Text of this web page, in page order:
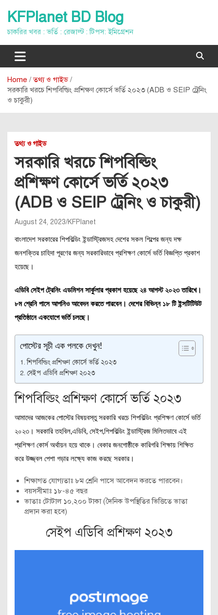
content
KFPlanet BD Blog
চাকরির খবর : ভর্তি : রেজাল্ট : টিপস: ইমিগ্রেশন
Home
তথ্য ও গাইড
সরকারি খরচে শিপবিল্ডিং প্রশিক্ষণ কোর্সে ভর্তি ২০২৩ (ADB ও SEIP ট্রেনিং
ও চাকুরী)
তথ্য ও গাইড
সরকারি খরচে শিপবিল্ডিং
প্রশিক্ষণ কোর্সে ভর্তি ২০২৩
(ADB ও SEIP ট্রেনিং ও চাকুরী)
August 24, 2023 KFPlanet
বাংলাদেশ সরকারের শিপবিল্ডিং ইন্ডাস্ট্রিজসহ দেশের সকল শিল্পের জন্য দক্ষ
জনশক্তির চাহিদা পূরণের জন্য সরকারিভাবে প্রশিক্ষণ কোর্সে ভর্তি বিজ্ঞপ্তি প্রকাশ
হয়েছে।
এডিবি সেইপ ট্রেনিং এডমিশন সার্কুলার প্রকাশ হয়েছে ২৪ আগস্ট ২০২৩ তারিখে।
৮ম শ্রেনি পাসে আপনিও আবেদন করতে পারবেন। দেশের বিভিন্ন ১৮ টি ইন্সটিটিউট
প্রতিষ্ঠানে একযোগে ভর্তি চলছে।
পোস্টের সূচী এক পলকে দেখুন!
শিপবিল্ডিং প্রশিক্ষণ কোর্সে ভর্তি ২০২৩
সেইপ এডিবি প্রশিক্ষণ ২০২৩
শিপবিল্ডিং প্রশিক্ষণ কোর্সে ভর্তি ২০২৩
আমাদের আজকের পোস্টের বিষয়বস্তু সরকারি খরচে শিপবিল্ডিং প্রশিক্ষণ কোর্সে ভর্তি
২০২৩। সরকারি তহবিল,এডিবি, সেইপ,শিপবিল্ডিং ইন্ডাস্ট্রিজ মিলিতভাবে এই
প্রশিক্ষণ কোর্স অর্থায়ন হয়ে থাকে। বেকার জনগোষ্ঠীকে কারিগরি শিক্ষায় শিক্ষিত
করে উজ্জ্বল পেশা গড়ার লক্ষ্যে কাজ করছে সরকার।
শিক্ষাগত যোগ্যতাঃ ৮ম শ্রেনি পাসে আবেদন করতে পারবেন।
বয়সসীমাঃ ১৮-৪৫ বছর
ভাতাঃ টোটাল ১০,২০০ টাকা (দৈনিক উপস্থিতির ভিত্তিতে ভাতা
প্রদান করা হবে)
সেইপ এডিবি প্রশিক্ষণ ২০২৩